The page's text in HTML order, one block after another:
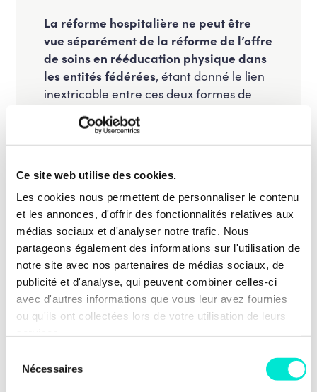
Ce site web utilise des cookies.
Les cookies nous permettent de personnaliser le contenu
et les annonces, d'offrir des fonctionnalités relatives aux
médias sociaux et d'analyser notre trafic. Nous
partageons également des informations sur l'utilisation de
notre site avec nos partenaires de médias sociaux, de
publicité et d'analyse, qui peuvent combiner celles-ci
avec d'autres informations que vous leur avez fournies
ou qu'ils ont collectées lors de votre utilisation de leurs
Nécessaires
La réforme hospitalière ne peut être
vue séparément de la réforme de l’offre
de soins en rééducation physique dans
les entités fédérées, étant donné le lien
inextricable entre ces deux formes de
soins. En Flandre, l’offre de soins en
rééducation physique sera assurée sans
distinction entre les HSI et les institutions
patient ne doit ressentir aucune
différence, ni en qualité ni en service.
RZH et les entités fédérales (HGR, HSI et
CHJ) doivent pouvoir collaborer, tant en
termes de soutien (services médico-
techniques, expertise médicale) que pour
la répartition des tâches. Les droits et
obligations existants pour les RZH seront
conservés. Il sera également examiné
comment une institution de réadaptation
pied qu’un HSI en termes de